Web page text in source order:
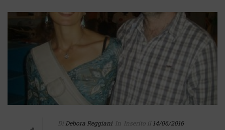
Di Debora Reggiani In Inserito il 14/06/2016